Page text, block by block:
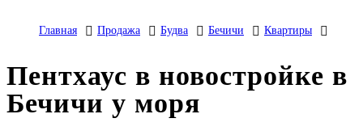
Главная Продажа Будва Бечичи Квартиры
Пентхаус в новостройке в
Бечичи у моря